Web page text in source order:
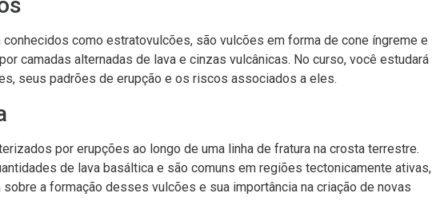
como estratovulcões, são vulcões em forma de cone íngreme e
camadas alternadas de lava e cinzas vulcânicas. No curso, você estudará
seus padrões de erupção e os riscos associados a eles.
por erupções ao longo de uma linha de fratura na crosta terrestre.
de lava basáltica e são comuns em regiões tectonicamente ativas,
a formação desses vulcões e sua importância na criação de novas